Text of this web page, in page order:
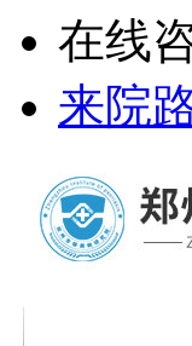
在线
来院